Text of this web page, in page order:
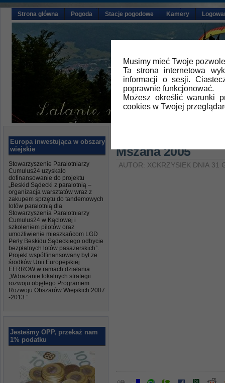
Musimy mieć Twoje
Ta strona internetowa
informacji o sesji.
poprawnie funkcjonować.
Możesz określić warunki
cookies w Twojej
Strona główna Pogoda Stacje pogodowe Kamery
Europa inwestująca w obszary
wiejskie
Stowarzyszenie Paralotniarzy
Cumulus24 uzyskało
dofinansowanie do projektu
„Beskid Sądecki z paralotnią –
organizacja warsztatów wraz z
zakupem sprzętu do tandemowych
lotów paralotnią dla
Stowarzyszenia Paralotniarzy
Cumulus24 w Kąclowej i
szkoleniem pilotów oraz
umożliwienie mieszkańcom LGD
Perły Beskidu Sądeckiego odbycie
bezpłatnych lotów pasażerskich”.
Projekt współfinansowany był ze
środków Unii Europejskiej
EFRROW w ramach działania
„Wdrażanie lokalnych strategii
rozwoju objętego Programem
Rozwoju Obszarów Wiejskich 2007
-2013.”
Jesteśmy OPP, przekaż nam
1% podatku
Mszana 2005
AUTOR: XCKRZYSIEK DNIA 31